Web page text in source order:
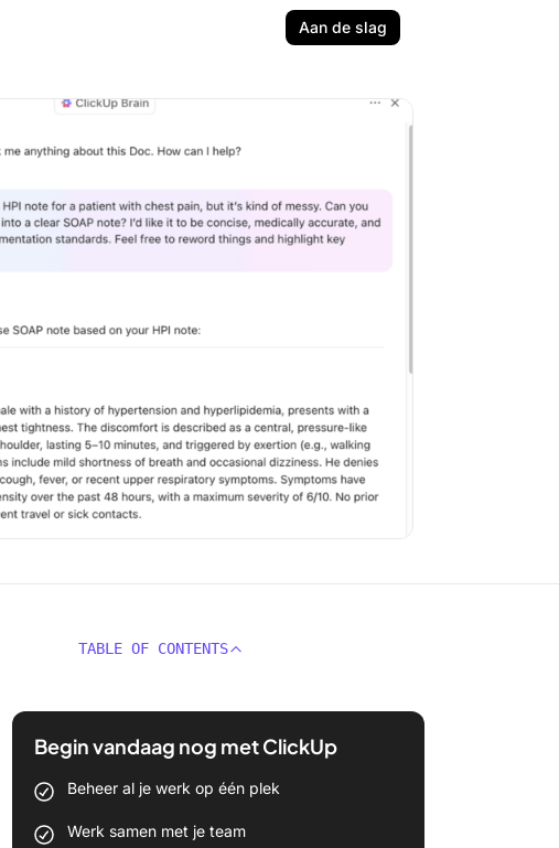
Aan de slag
TABLE OF CONTENTS
Begin vandaag nog met ClickUp
Beheer al je werk op één plek
Werk samen met je team